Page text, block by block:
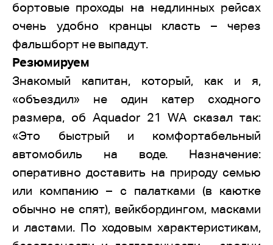
бортовые проходы на недлинных рейсах
очень удобно кранцы класть – через
фальшборт не выпадут.
Резюмируем
Знакомый капитан, который, как и я,
«объездил» не один катер сходного
размера, об Aquador 21 WA сказал так:
«Это быстрый и комфортабельный
автомобиль на воде. Назначение:
оперативно доставить на природу семью
или компанию – с палатками (в каютке
обычно не спят), вейкбордингом, масками
и ластами. По ходовым характеристикам,